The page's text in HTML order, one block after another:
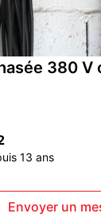
380 V
13 ans
Envoyer un